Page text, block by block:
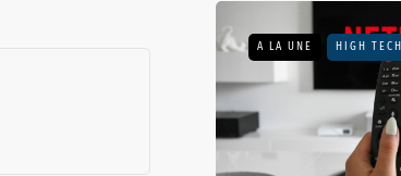
A LA UNE HIGH TECH